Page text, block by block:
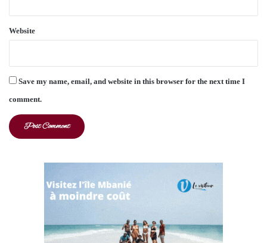
Website
Save my name, email, and website in this browser for the next time I
comment.